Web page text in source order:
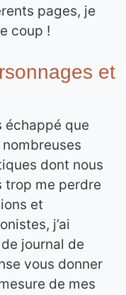
pages, je
coup !
et
échappé que
dont nous
trop me perdre
et
j’ai
journal de
vous donner
de mes